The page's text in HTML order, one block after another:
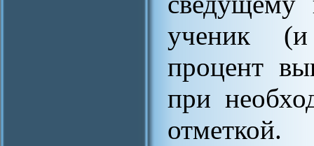
ученик (и
процент
при
отметкой.